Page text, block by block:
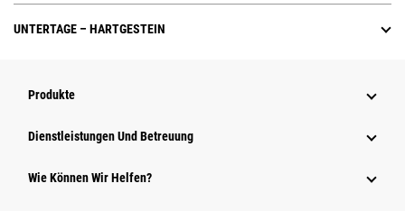
UNTERTAGE – HARTGESTEIN
Produkte
Dienstleistungen Und Betreuung
Wie Können Wir Helfen?